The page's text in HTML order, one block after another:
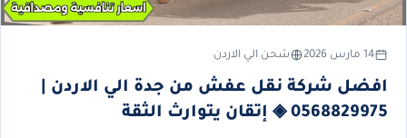
14 مارس 2026 شحن الي الاردن
افضل شركة نقل عفش من جدة الي الاردن |
0568829975 ◈ إتقان يتوارث الثقة